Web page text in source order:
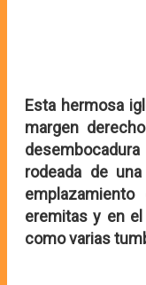
Esta hermosa
margen
rodeada de
eremitas y en
como varias